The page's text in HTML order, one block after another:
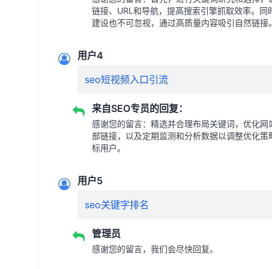
链接、URL和导航，提高搜索引擎抓取效率。
建设也不可忽视，通过高质量内容吸引自然链接
用户4
seo短视频入口引流
来自SEO专员的回复：
感谢您的留言：精选并合理布局关键词，优化
部链接，以及定期监测和分析数据以调整优化
标用户。
用户5
seo关键字排名
管理员
感谢您的留言，我们会尽快回复。